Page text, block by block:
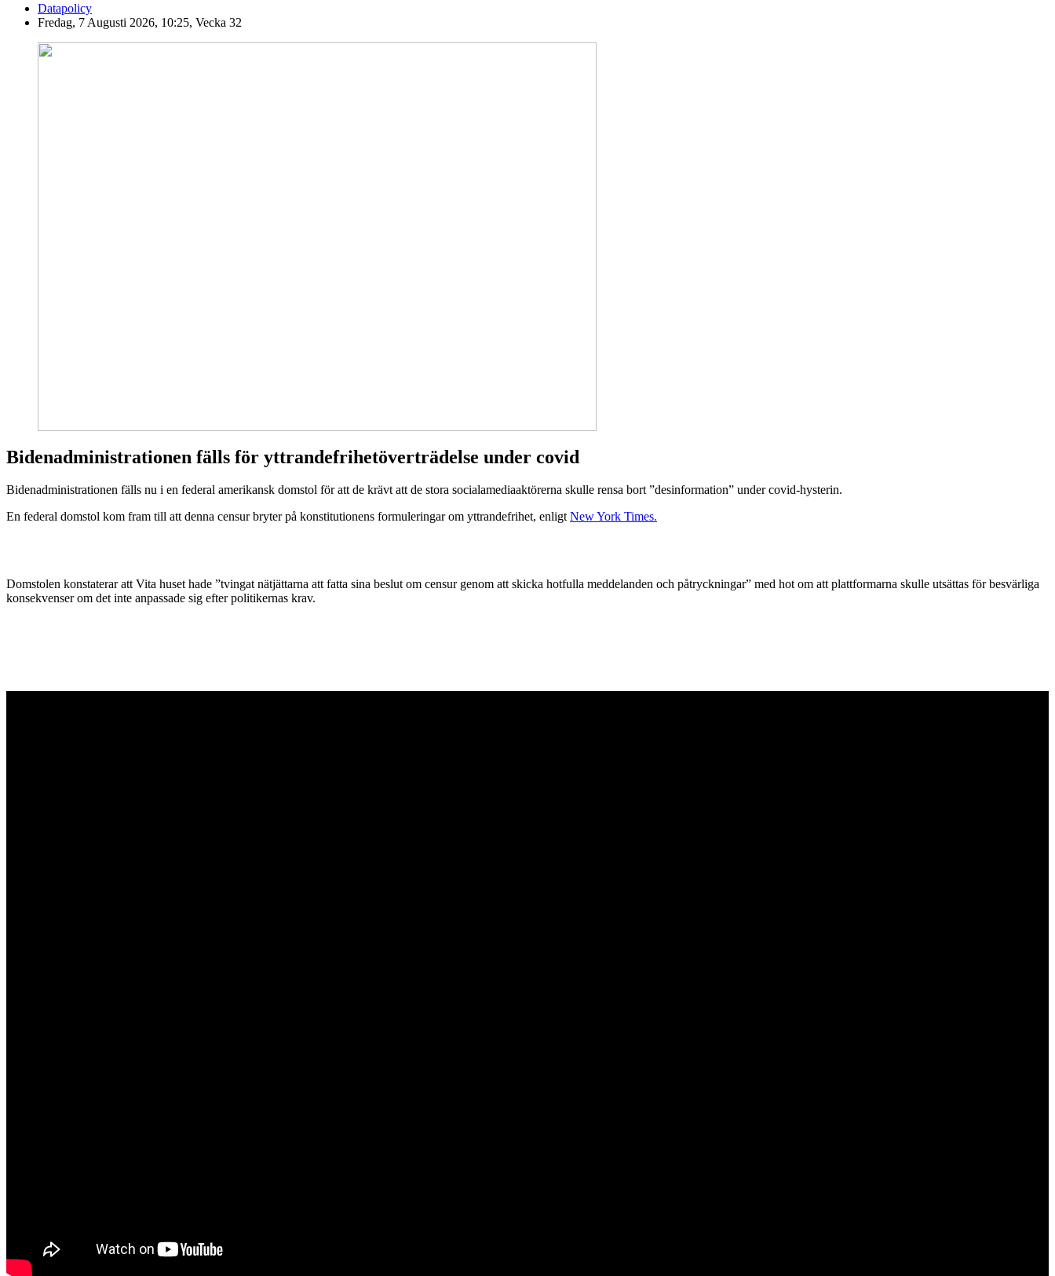
Datapolicy
Fredag, 7 Augusti 2026, 10:25, Vecka 32
Bidenadministrationen fälls för yttrandefrihetöverträdelse under covid
Biden­administrationen fälls nu i en federal amerikansk domstol för att de krävt att de stora socialamediaaktörerna skulle rensa bort ”desinformation” under covid-hysterin.
En federal domstol kom fram till att denna censur bryter på konstitutionens formuleringar om yttrandefrihet, enligtNew York Times.
Domstolen konstaterar att Vita huset hade ”tvingat nätjättarna att fatta sina beslut om censur genom att skicka hotfulla meddelanden och påtryckningar” med hot om att plattformarna skulle utsättas för besvärliga
konsekvenser om det inte anpassade sig efter politikernas krav.